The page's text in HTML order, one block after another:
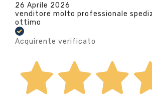
26 Aprile 2026
venditore molto professionale
ottimo
Acquirente verificato